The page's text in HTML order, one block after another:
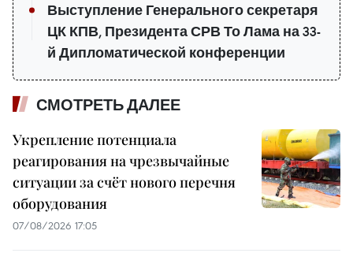
Выступление Генерального секретаря
ЦК КПВ, Президента СРВ То Лама на 33-
й Дипломатической конференции
СМОТРЕТЬ ДАЛЕЕ
Укрепление потенциала
реагирования на чрезвычайные
ситуации за счёт нового перечня
оборудования
07/08/2026 17:05